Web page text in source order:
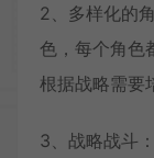
2、多样化的
色，每个角色
根据战略需要
3、战略战斗